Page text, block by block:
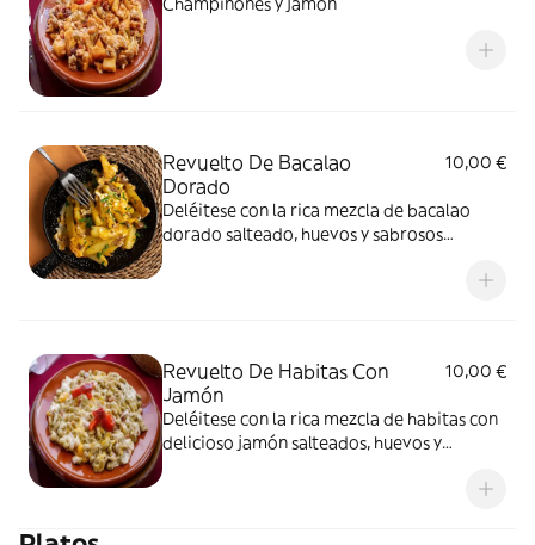
Revuelto De Bacalao
Dorado
10,00 €
Deléitese con la rica mezcla de bacalao
dorado salteado, huevos y sabrosos
Revuelto De Habitas Con
Jamón
10,00 €
Deléitese con la rica mezcla de habitas con
delicioso jamón salteados, huevos y